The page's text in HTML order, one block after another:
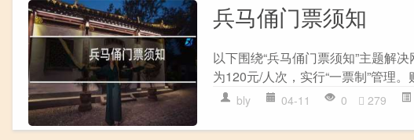
兵马俑门票须知
以下围绕“兵马俑门票须知”主题解
为120元/人次，实行“一票制”管理
bly 04-11 0 279